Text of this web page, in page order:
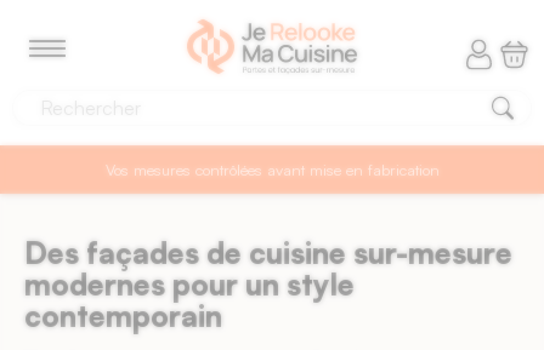
Vos mesures contrôlées avant mise en fabrication
Des façades de cuisine sur-mesure
modernes pour un style
contemporain